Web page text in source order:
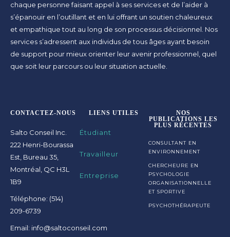
chaque personne faisant appel à ses services et de l’aider à
s’épanouir en l’outillant et en lui offrant un soutien chaleureux
et empathique tout au long de son processus décisionnel. Nos
services s’adressent aux individus de tous âges ayant besoin
de support pour mieux orienter leur avenir professionnel, quel
que soit leur parcours ou leur situation actuelle.
CONTACTEZ-NOUS
Salto Conseil Inc.
222 Henri-Bourassa
Est, Bureau 35,
Montréal, QC H3L
1B9
Téléphone: (514)
209-6739
Email: info@saltoconseil.com
LIENS UTILES
Étudiant
Travailleur
Entreprise
NOS
PUBLICATIONS LES
PLUS RÉCENTES
CONSULTANT EN
ENVIRONNEMENT
CHERCHEURE EN
PSYCHOLOGIE
ORGANISATIONNELLE
ET SPORTIVE
PSYCHOTHÉRAPEUTE